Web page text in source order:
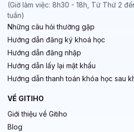
(Giờ làm việc: 8h30 - 18h, Từ Thứ 2
tuần)
Những câu hỏi thường gặp
Hướng dẫn đăng ký khoá học
Hướng dẫn đăng nhập
Hướng dẫn lấy lại mật khẩu
Hướng dẫn thanh toán khóa học sau
VỀ GITIHO
Giới thiệu về Gitiho
Blog